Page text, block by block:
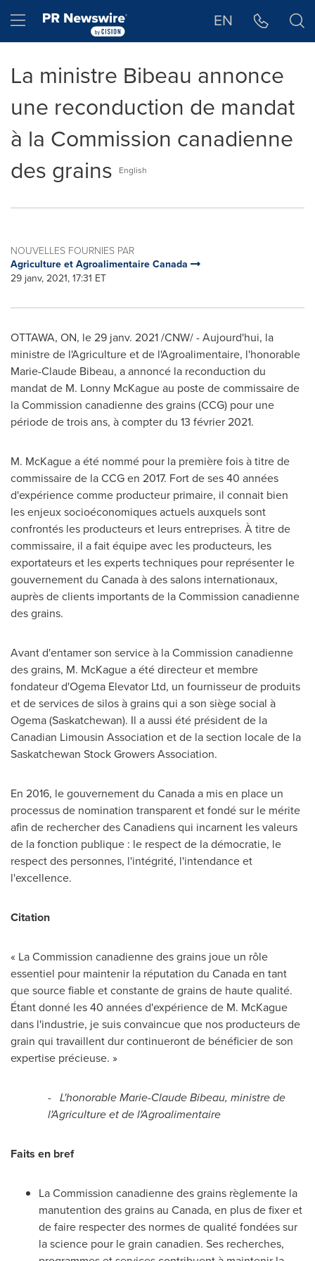
Hamburger menu EN
La ministre Bibeau annonce
une reconduction de mandat
à la Commission canadienne
des grains
English
NOUVELLES FOURNIES PAR
Agriculture et Agroalimentaire Canada
29 janv, 2021, 17:31 ET
OTTAWA, ON, le 29 janv. 2021 /CNW/ - Aujourd'hui, la
ministre de l'Agriculture et de l'Agroalimentaire, l'honorable
Marie-Claude Bibeau, a annoncé la reconduction du
mandat de M. Lonny McKagueau poste de commissaire de
la Commission canadienne des grains (CCG) pour une
période de trois ans, à compter du 13 février 2021.
M. McKague a été nommé pour la première fois à titre de
commissaire de la CCG en 2017. Fort de ses 40 années
d'expérience comme producteur primaire, il connait bien
les enjeux socioéconomiques actuels auxquels sont
confrontés les producteurs et leurs entreprises. À titre de
commissaire, il a fait équipe avec les producteurs, les
exportateurs et les experts techniques pour représenter le
gouvernement du Canadaà des salons internationaux,
auprès de clients importants de la Commission canadienne
des grains.
Avant d'entamer son service à la Commission canadienne
des grains, M. McKague a été directeur et membre
fondateur d'Ogema Elevator Ltd, un fournisseur de produits
et de services de silos à grains qui a son siège social à
Ogema(Saskatchewan). Il a aussi été président de la
Canadian Limousin Association et de la section locale de la
Saskatchewan Stock Growers Association.
En 2016, le gouvernement du Canadaa mis en place un
processus de nomination transparent et fondé sur le mérite
afin de rechercher des Canadiens qui incarnent les valeurs
de la fonction publique : le respect de la démocratie, le
respect des personnes, l'intégrité, l'intendance et
l'excellence.
Citation
« La Commission canadienne des grains joue un rôle
essentiel pour maintenir la réputation du Canadaen tant
que source fiable et constante de grains de haute qualité.
Étant donné les 40 années d'expérience de M. McKague
dans l'industrie, je suis convaincue que nos producteurs de
grain qui travaillent dur continueront de bénéficier de son
expertise précieuse. »
-L'honorableMarie-Claude Bibeau, ministre de
l'Agriculture et de l'Agroalimentaire
Faits en bref
La Commission canadienne des grains règlemente la
manutention des grains au Canada, en plus de fixer et
de faire respecter des normes de qualité fondées sur
la science pour le grain canadien. Ses recherches,